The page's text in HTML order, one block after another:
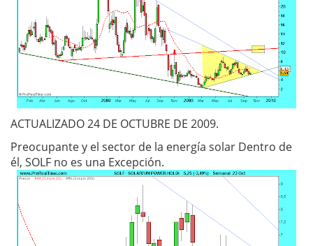
ACTUALIZADO 24 DE OCTUBRE DE 2009.
Preocupante y el sector de la energía solar Dentro de
él, SOLF no es una Excepción.